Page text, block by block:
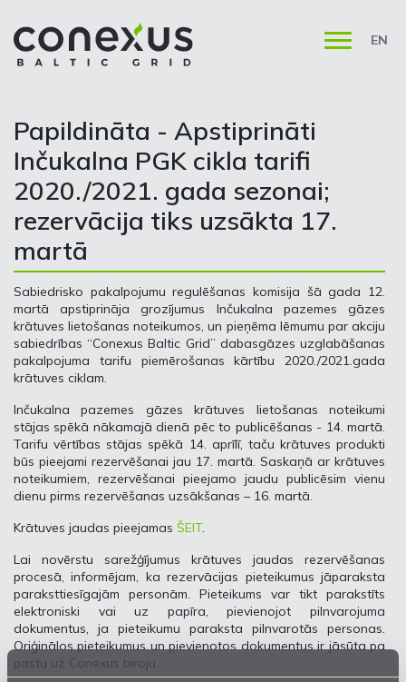
EN
Papildināta - Apstiprināti
Inčukalna PGK cikla tarifi
2020./2021. gada sezonai;
rezervācija tiks uzsākta 17.
martā
Sabiedrisko pakalpojumu regulēšanas komisija šā gada 12.
martā apstiprināja grozījumus Inčukalna pazemes gāzes
krātuves lietošanas noteikumos, un pieņēma lēmumu par akciju
sabiedrības “Conexus Baltic Grid” dabasgāzes uzglabāšanas
pakalpojuma tarifu piemērošanas kārtību 2020./2021.gada
krātuves ciklam.
Inčukalna pazemes gāzes krātuves lietošanas noteikumi
stājas spēkā nākamajā dienā pēc to publicēšanas - 14. martā.
Tarifu vērtības stājas spēkā 14. aprīlī, taču krātuves produkti
būs pieejami rezervēšanai jau 17. martā. Saskaņā ar krātuves
noteikumiem, rezervēšanai pieejamo jaudu publicēsim vienu
dienu pirms rezervēšanas uzsākšanas – 16. martā.
Krātuves jaudas pieejamas ŠEIT.
Lai novērstu sarežģījumus krātuves jaudas rezervēšanas
procesā, informējam, ka rezervācijas pieteikumus jāparaksta
paraksttiesīgajām personām. Pieteikums var tikt parakstīts
elektroniski vai uz papīra, pievienojot pilnvarojuma
dokumentus, ja pieteikumu paraksta pilnvarotās personas.
Oriģinālos pieteikumus un pievienotos dokumentus ir jāsūta pa
pastu uz Conexus biroju.